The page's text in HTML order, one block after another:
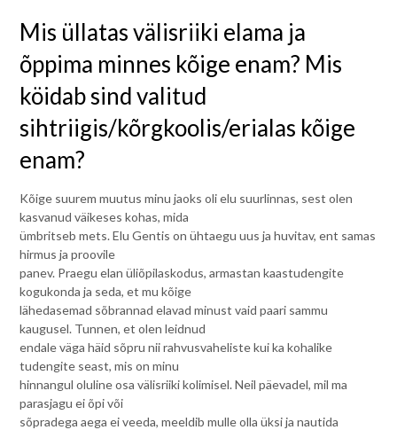
Mis üllatas välisriiki elama ja
õppima minnes kõige enam? Mis
köidab sind valitud
sihtriigis/kõrgkoolis/erialas kõige
enam?
Kõige suurem muutus minu jaoks oli elu suurlinnas, sest olen
kasvanud väikeses kohas, mida
ümbritseb mets. Elu Gentis on ühtaegu uus ja huvitav, ent samas
hirmus ja proovile
panev. Praegu elan üliõpilaskodus, armastan kaastudengite
kogukonda ja seda, et mu kõige
lähedasemad sõbrannad elavad minust vaid paari sammu
kaugusel. Tunnen, et olen leidnud
endale väga häid sõpru nii rahvusvaheliste kui ka kohalike
tudengite seast, mis on minu
hinnangul oluline osa välisriiki kolimisel. Neil päevadel, mil ma
parasjagu ei õpi või
sõpradega aega ei veeda, meeldib mulle olla üksi ja nautida